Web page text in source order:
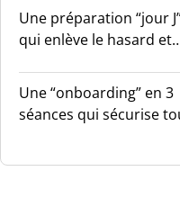
Une préparation “jour
qui enlève le hasard et
Une “onboarding” en 3
séances qui sécurise